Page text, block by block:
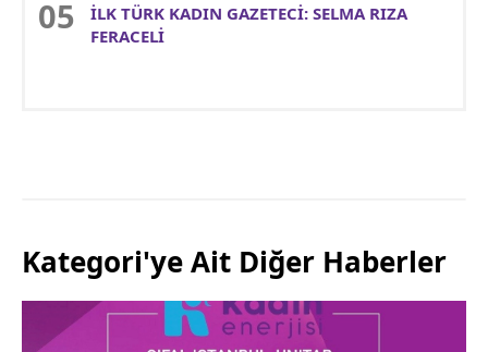
İLK TÜRK KADIN GAZETECİ: SELMA RIZA
FERACELİ
Kategori'ye Ait Diğer Haberler